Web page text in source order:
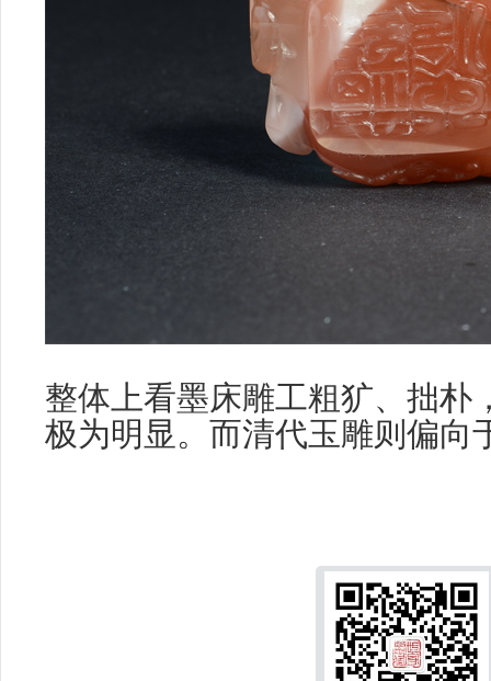
整体上看墨床雕工粗犷、拙朴
极为明显。而清代玉雕则偏向